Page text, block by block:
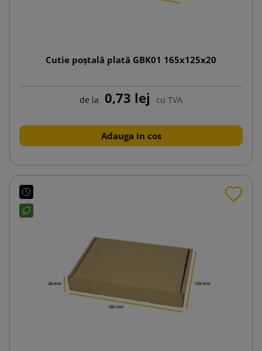
Cutie poștală plată GBK01 165x125x20
de la 0,73 lej cu TVA
Adauga in cos